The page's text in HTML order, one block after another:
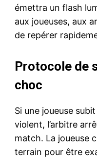
émettra un flash
aux joueuses, aux
de repérer
Protocole de
choc
Si une joueuse
violent, l’arbitre
match. La joueuse
terrain pour être